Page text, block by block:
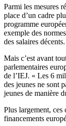
Parmi les mesures
place d’un cadre
programme
exemple des
des salaires décents.
Mais c’est avant
parlementaires
de l’IEJ. « Les 6
des jeunes ne sont
jeunes de manière
Plus largement, ces
financements